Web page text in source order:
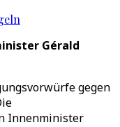
Gérald
gegen
Innenminister